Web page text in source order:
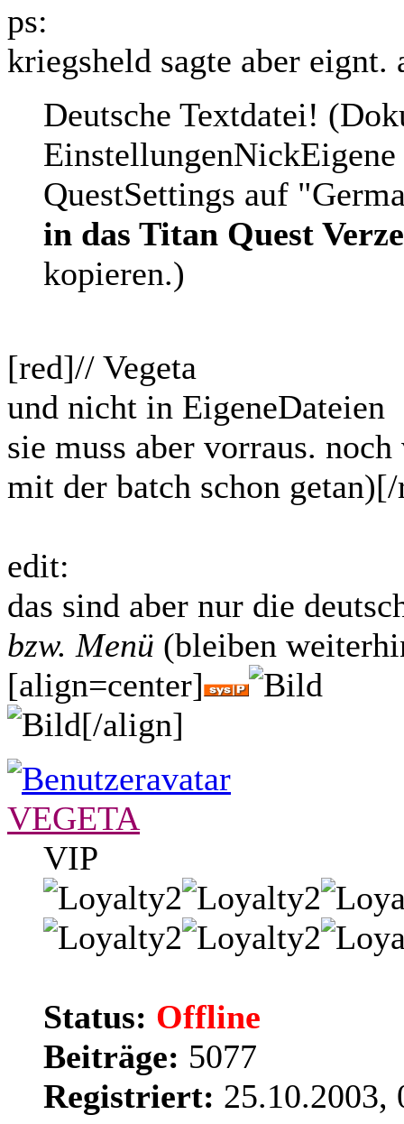
ps:
kriegsheld sagte aber eignt.
Deutsche Textdatei!
QuestSettings auf
in das Titan Quest
kopieren.)
[red]// Vegeta
und nicht in EigeneDateien
sie muss aber vorraus.
mit der batch schon
edit:
das sind aber nur die
bzw. Menü (bleiben
[align=center]
[/align]
VEGETA
VIP
Status: Offline
Beiträge: 5077
Registriert: 25.10.2003,